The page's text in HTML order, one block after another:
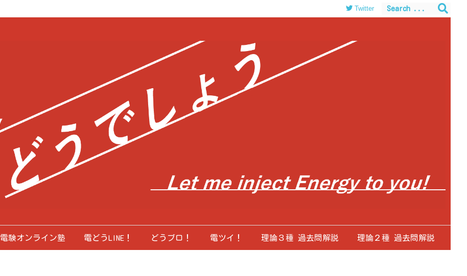
/home/c0403866/public_html/kwglab.com/wp-content/themes/luxeritas/inc/json-ld.phpon line120
電験オンライン塾 電どうLINE！ どうブロ！ 電ツイ！ 理論３種 過去問解説 理論２種 過去問解説
Twitter